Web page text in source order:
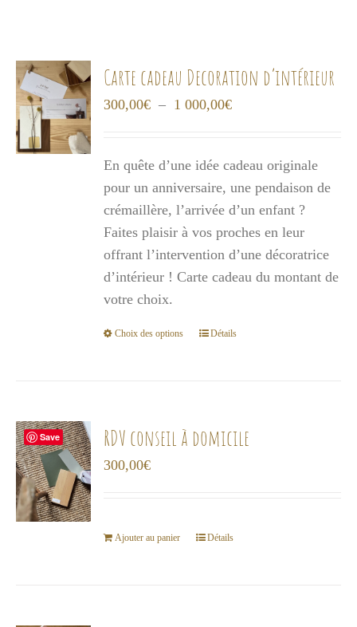
Carte cadeau Decoration d’intérieur
300,00€ – 1 000,00€Plage
300,00€
à
1
000,00€
En quête d’une idée cadeau originale
pour un anniversaire, une pendaison de
crémaillère, l’arrivée d’un enfant ?
Faites plaisir à vos proches en leur
offrant l’intervention d’une décoratrice
d’intérieur ! Carte cadeau du montant de
votre choix.
Choix des options
Ce
Les
choisies
Détails
RDV conseil à domicile
300,00€
Ajouter au panier Détails
Save